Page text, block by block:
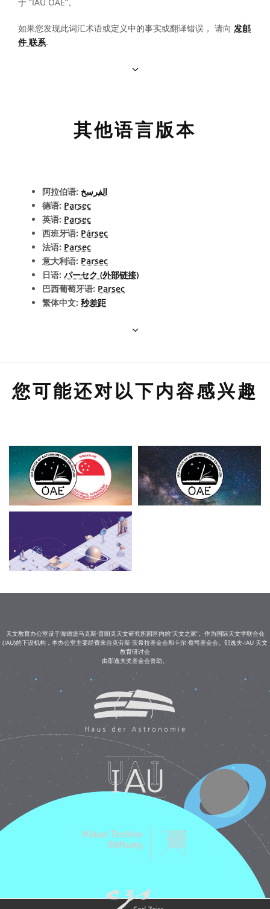
如果您发现此词汇术语或定义中的事实或翻译错误， 请向 发邮
件 联系.
其他语言版本
阿拉伯语: الفرسخ
德语: Parsec
英语: Parsec
西班牙语: Pársec
法语: Parsec
意大利语: Parsec
日语: パーセク (外部链接)
巴西葡萄牙语: Parsec
繁体中文: 秒差距
您可能还对以下内容感兴趣
天文教育办公室设于海德堡马克斯·普朗克天文研究所园区内的“天文之家”。作为国际天文学联合会
(IAU)的下设机构，本办公室主要经费来自克劳斯·茨希拉基金会和卡尔·蔡司基金会。邵逸夫-IAU 天文
教育研讨会
由邵逸夫奖基金会资助。